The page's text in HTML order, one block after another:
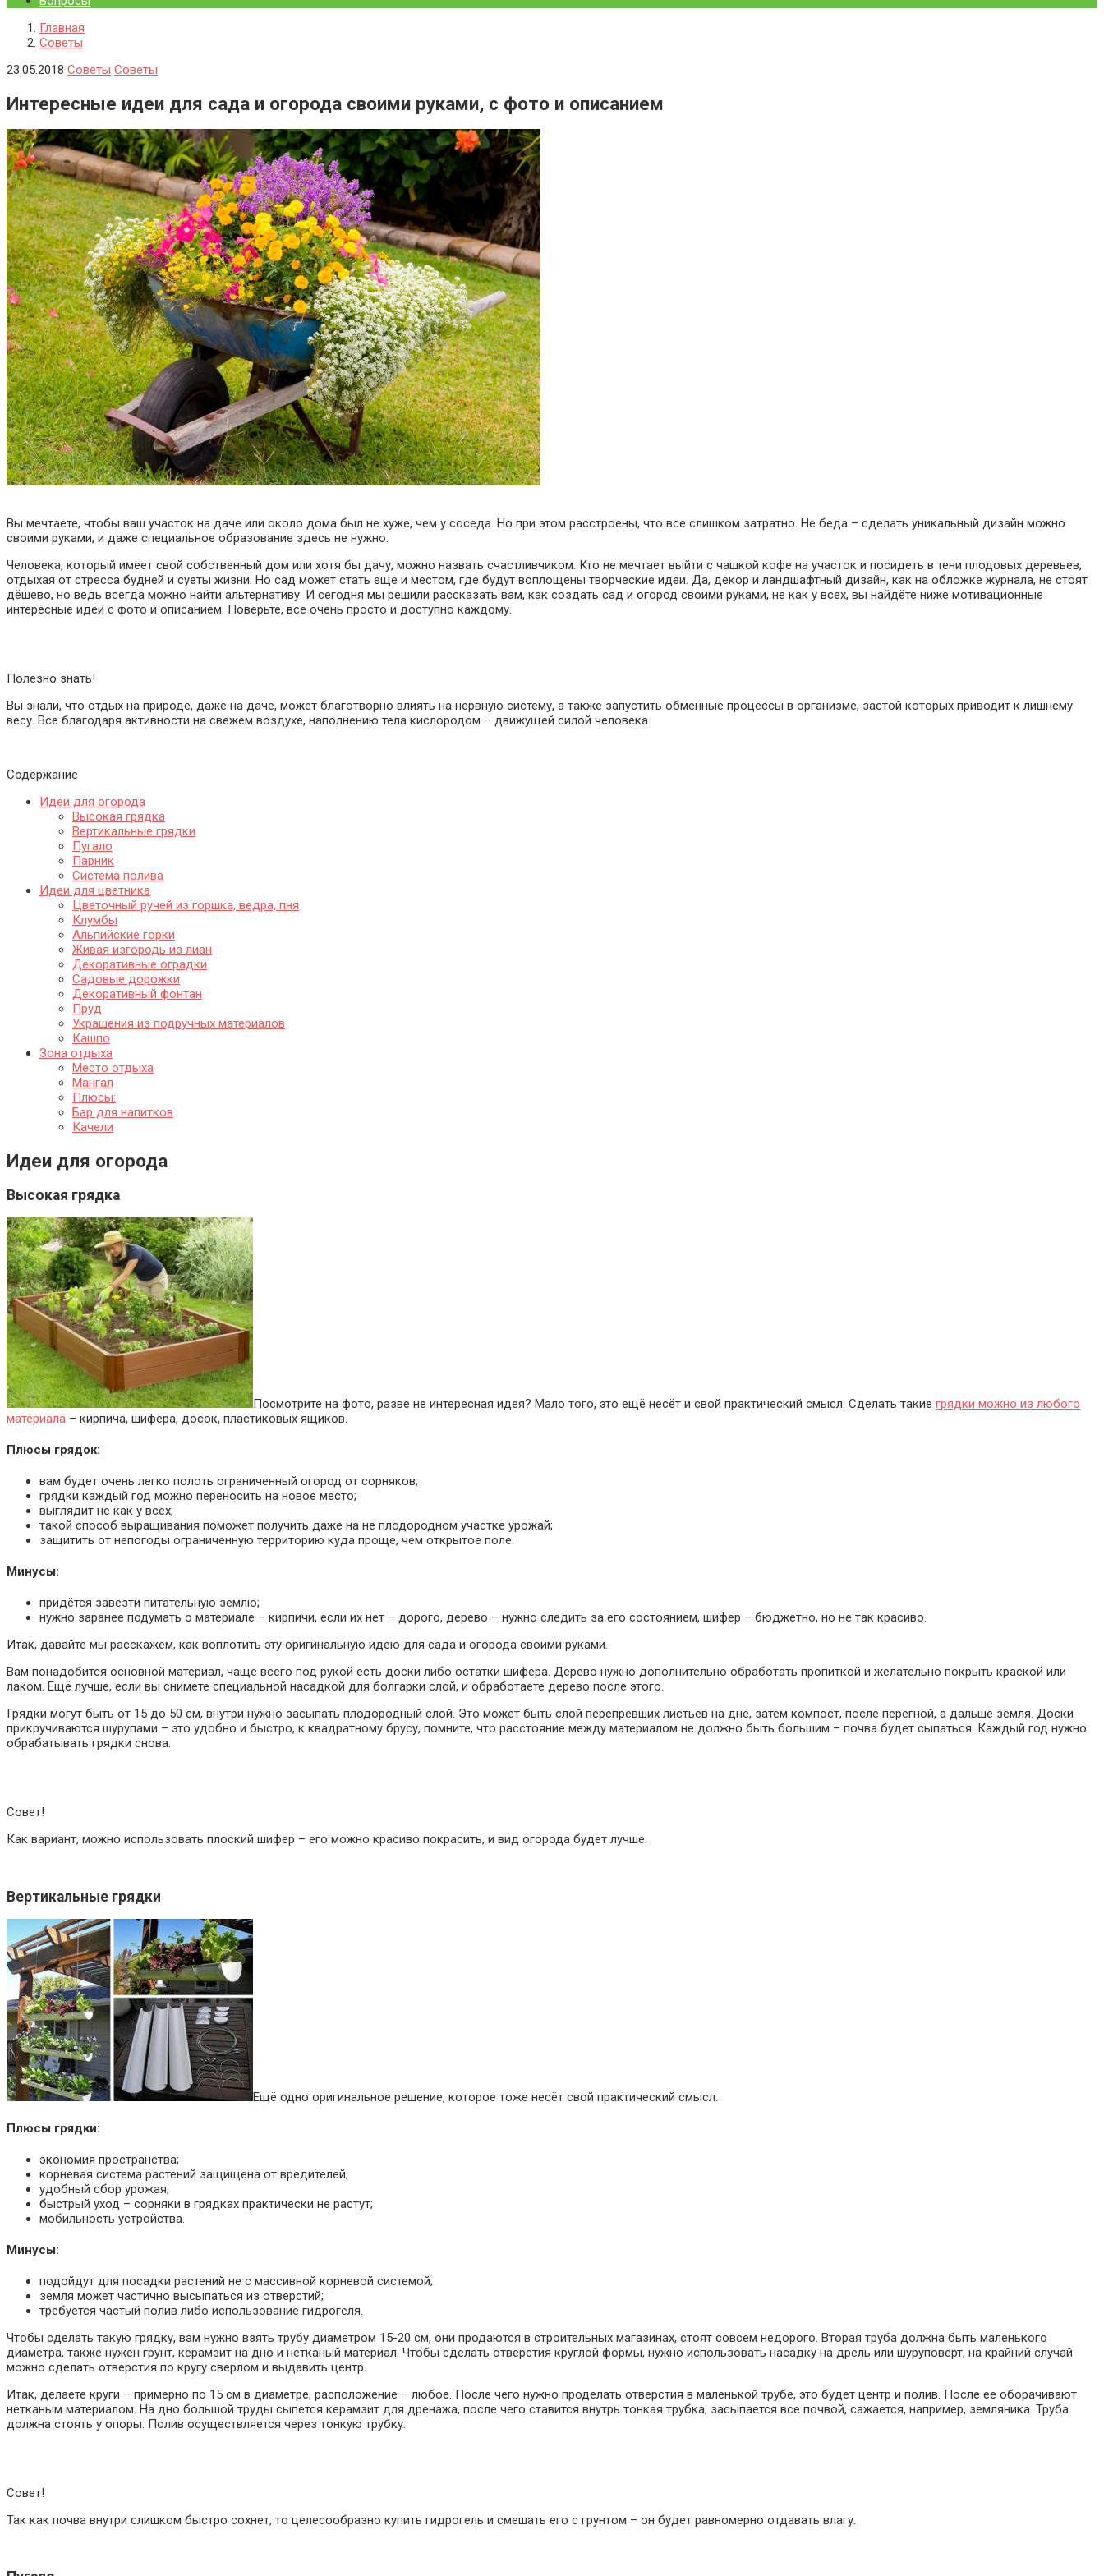
Главная
Советы
23.05.2018 Советы Советы
Интересные идеи для сада и огорода своими руками, с фото и описанием
Вы мечтаете, чтобы ваш участок на даче или около дома был не хуже, чем у соседа. Но при этом расстроены, что все слишком затратно. Не беда – сделать уникальный дизайн можно
своими руками, и даже специальное образование здесь не нужно.
Человека, который имеет свой собственный дом или хотя бы дачу, можно назвать счастливчиком. Кто не мечтает выйти с чашкой кофе на участок и посидеть в тени плодовых деревьев,
отдыхая от стресса будней и суеты жизни. Но сад может стать еще и местом, где будут воплощены творческие идеи. Да, декор и ландшафтный дизайн, как на обложке журнала, не стоят
дёшево, но ведь всегда можно найти альтернативу. И сегодня мы решили рассказать вам, как создать сад и огород своими руками, не как у всех, вы найдёте ниже мотивационные
интересные идеи с фото и описанием. Поверьте, все очень просто и доступно каждому.
Полезно знать!
Вы знали, что отдых на природе, даже на даче, может благотворно влиять на нервную систему, а также запустить обменные процессы в организме, застой которых приводит к лишнему
весу. Все благодаря активности на свежем воздухе, наполнению тела кислородом – движущей силой человека.
Содержание
Идеи для огорода
Высокая грядка
Вертикальные грядки
Пугало
Парник
Система полива
Идеи для цветника
Цветочный ручей из горшка, ведра, пня
Клумбы
Альпийские горки
Живая изгородь из лиан
Декоративные оградки
Садовые дорожки
Декоративный фонтан
Пруд
Украшения из подручных материалов
Кашпо
Зона отдыха
Место отдыха
Мангал
Плюсы:
Бар для напитков
Качели
Идеи для огорода
Высокая грядка
Посмотрите на фото, разве не интересная идея? Мало того, это ещё несёт и свой практический смысл. Сделать такие грядки можно из любого
материала – кирпича, шифера, досок, пластиковых ящиков.
Плюсы грядок:
вам будет очень легко полоть ограниченный огород от сорняков;
грядки каждый год можно переносить на новое место;
выглядит не как у всех;
такой способ выращивания поможет получить даже на не плодородном участке урожай;
защитить от непогоды ограниченную территорию куда проще, чем открытое поле.
Минусы:
придётся завезти питательную землю;
нужно заранее подумать о материале – кирпичи, если их нет – дорого, дерево – нужно следить за его состоянием, шифер – бюджетно, но не так красиво.
Итак, давайте мы расскажем, как воплотить эту оригинальную идею для сада и огорода своими руками.
Вам понадобится основной материал, чаще всего под рукой есть доски либо остатки шифера. Дерево нужно дополнительно обработать пропиткой и желательно покрыть краской или
лаком. Ещё лучше, если вы снимете специальной насадкой для болгарки слой, и обработаете дерево после этого.
Грядки могут быть от 15 до 50 см, внутри нужно засыпать плодородный слой. Это может быть слой перепревших листьев на дне, затем компост, после перегной, а дальше земля. Доски
прикручиваются шурупами – это удобно и быстро, к квадратному брусу, помните, что расстояние между материалом не должно быть большим – почва будет сыпаться. Каждый год нужно
обрабатывать грядки снова.
Совет!
Как вариант, можно использовать плоский шифер – его можно красиво покрасить, и вид огорода будет лучше.
Вертикальные грядки
Ещё одно оригинальное решение, которое тоже несёт свой практический смысл.
Плюсы грядки:
экономия пространства;
корневая система растений защищена от вредителей;
удобный сбор урожая;
быстрый уход – сорняки в грядках практически не растут;
мобильность устройства.
Минусы:
подойдут для посадки растений не с массивной корневой системой;
земля может частично высыпаться из отверстий;
требуется частый полив либо использование гидрогеля.
Чтобы сделать такую грядку, вам нужно взять трубу диаметром 15-20 см, они продаются в строительных магазинах, стоят совсем недорого. Вторая труба должна быть маленького
диаметра, также нужен грунт, керамзит на дно и нетканый материал. Чтобы сделать отверстия круглой формы, нужно использовать насадку на дрель или шуруповёрт, на крайний случай
можно сделать отверстия по кругу сверлом и выдавить центр.
Итак, делаете круги – примерно по 15 см в диаметре, расположение – любое. После чего нужно проделать отверстия в маленькой трубе, это будет центр и полив. После ее оборачивают
нетканым материалом. На дно большой труды сыпется керамзит для дренажа, после чего ставится внутрь тонкая трубка, засыпается все почвой, сажается, например, земляника. Труба
должна стоять у опоры. Полив осуществляется через тонкую трубку.
Совет!
Так как почва внутри слишком быстро сохнет, то целесообразно купить гидрогель и смешать его с грунтом – он будет равномерно отдавать влагу.